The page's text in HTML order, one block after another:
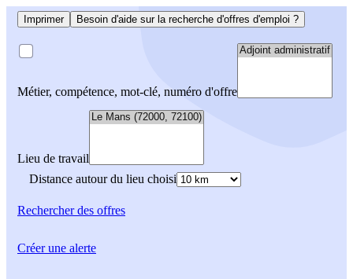
Imprimer Besoin d'aide sur la recherche d'offres d'emploi ?
Métier, compétence, mot-clé, numéro d'offre
Lieu de travail
Distance autour du lieu choisi
Rechercherdes offres
Créer une alerte